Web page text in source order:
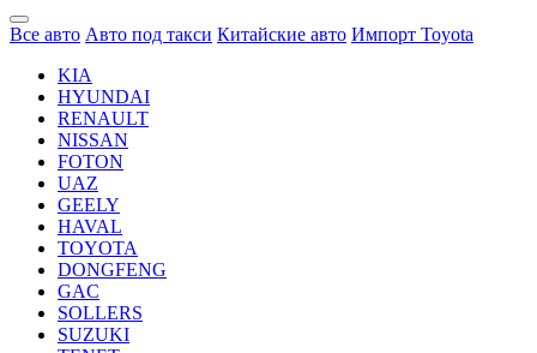
Все авто Авто под такси Китайские авто Импорт Toyota
KIA
HYUNDAI
RENAULT
NISSAN
FOTON
UAZ
GEELY
HAVAL
TOYOTA
DONGFENG
GAC
SOLLERS
SUZUKI